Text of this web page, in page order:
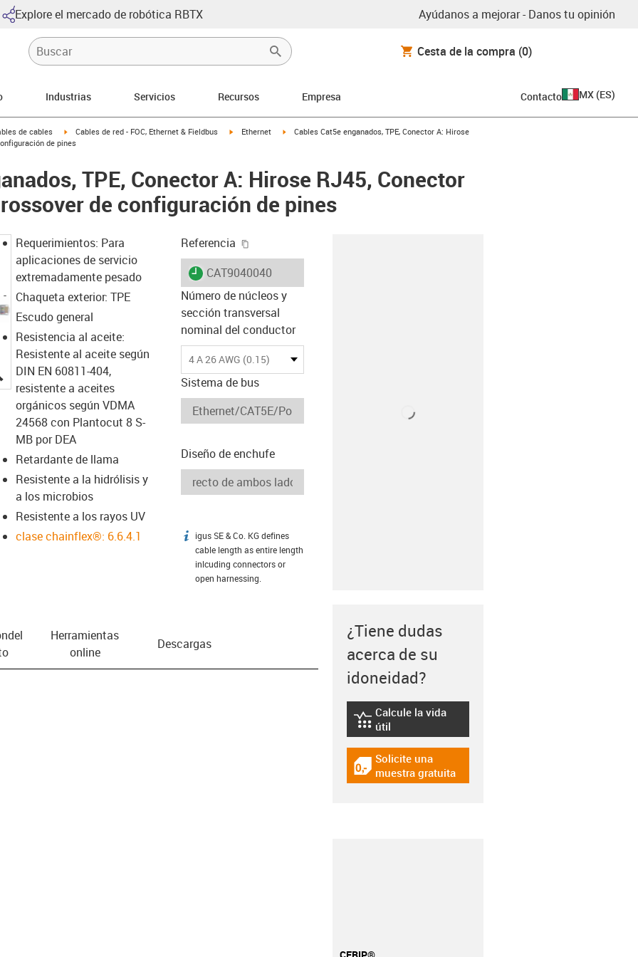
Explore el mercado de robótica RBTX Ayúdanos a mejorar - Danos tu opinión
Cesta de la compra (0)
Industrias Servicios Recursos Empresa Contacto MX (ES)
right
de cables igus-icon-arrow-right
Cables de red - FOC, Ethernet & Fieldbus igus-icon-arrow-right
Ethernet igus-icon-arrow-right
Cables Cat5e enganados, TPE, Conector A: Hirose
de pines
TPE, Conector A: Hirose RJ45, Conector
de configuración de pines
igus-icon-lupe
Requerimientos: Para
aplicaciones de servicio
extremadamente pesado
Chaqueta exterior: TPE
Escudo general
Resistencia al aceite:
Resistente al aceite según
DIN EN 60811-404,
resistente a aceites
orgánicos según VDMA
24568 con Plantocut 8 S-
MB por DEA
Retardante de llama
Resistente a la hidrólisis y
a los microbios
Resistente a los rayos UV
clase chainflex®: 6.6.4.1
Referencia
igus-icon-lieferzeit
CAT9040040
Número de núcleos y
sección transversal
nominal del conductor
4 A 26 AWG (0.15)
Sistema de bus
Diseño de enchufe
igus-icon-info
igus SE & Co. KG defines
cable length as entire length
inlcuding connectors or
open harnessing.
Herramientas
online
Descargas
¿Tiene dudas
acerca de su
idoneidad?
igus-icon-lebensdauerrechner
Calcule la vida
útil
igus-icon-gratismuster
Solicite una
muestra gratuita
CFRIP®